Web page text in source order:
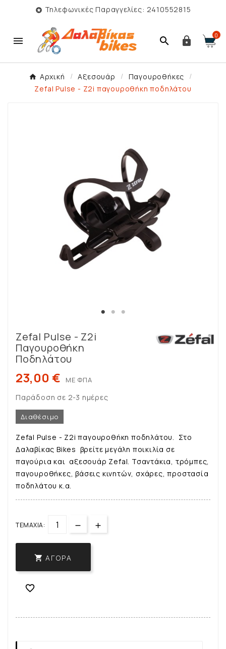
 Τηλεφωνικές Παραγγελίες: 2410552815
   0
Αρχική Αξεσουάρ
Παγουροθήκες
Zefal Pulse - Z2i παγουροθήκη ποδηλάτου
Zefal Pulse - Z2i
Παγουροθήκη
Ποδηλάτου
23,00 € ΜΕ ΦΠΑ
Παράδοση σε 2-3 ημέρες
Διαθέσιμο
Zefal Pulse - Z2i παγουροθήκη ποδηλάτου. Στο
Δαλαβίκας Bikes βρείτε μεγάλη ποικιλία σε
παγούρια και αξεσουάρ Zefal. Τσαντάκια, τρόμπες,
παγουροθήκες, βάσεις κινητών, σχάρες, προστασία
ποδηλάτου κ.α.
ΤΕΜΆΧΙΑ:
 ΑΓΟΡΆ
